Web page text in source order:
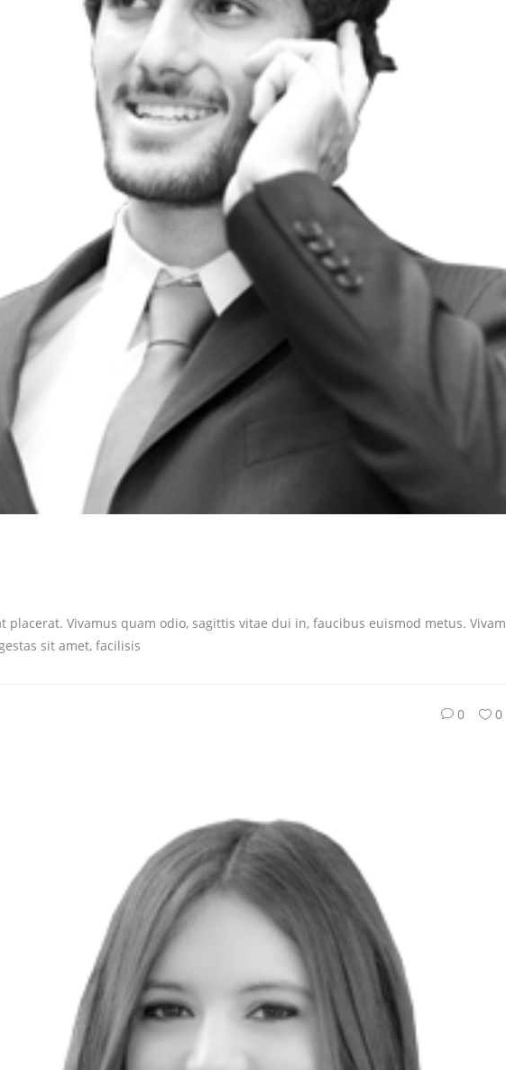
placerat. Vivamus quam odio, sagittis vitae dui in, faucibus euismod metus.
sit amet, facilisis
0 0